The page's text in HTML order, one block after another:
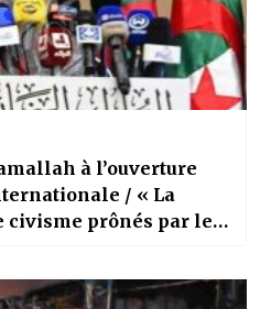
à l’ouverture
/ « La
civisme prônés par le
»